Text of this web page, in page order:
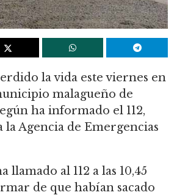
la vida este viernes en
malagueño de
ha informado el 112,
Agencia de Emergencias
llamado al 112 a las 10,45
de que habían sacado